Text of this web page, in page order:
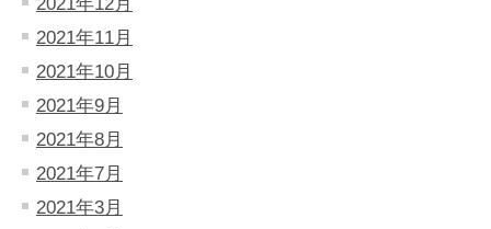
2021年11月
2021年10月
2021年9月
2021年8月
2021年7月
2021年3月